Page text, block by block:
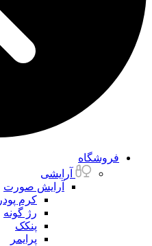
فروشگاه
آرایشی
آرایش صورت
کرم پودر
رژ گونه
پنکک
پرایمر